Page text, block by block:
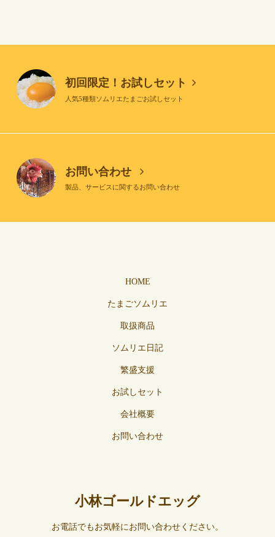
初回限定！お試しセット
人気5種類ソムリエたまごお試しセット
お問い合わせ
製品、サービスに関するお問い合わせ
HOME
たまごソムリエ
取扱商品
ソムリエ日記
繁盛支援
お試しセット
会社概要
お問い合わせ
小林ゴールドエッグ
お電話でもお気軽にお問い合わせください。